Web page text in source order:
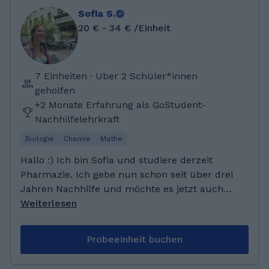
Physikstudium. Zuvor Abitur mit Mathe und
Physik Leistungskursen welche beide im 1-2 er
bereich abgeschlossen wurden. Davor war ich
auf der Gesamtschule, wo ich viel mit leuten
zu tun hatte dennen Mathe schwer fällt,
wodurch ich mich gut in Unverständnis
bezüglich dieses Fach hineinversetzen kann.
Sofia S.
20 € - 34 € /Einheit
7 Einheiten · Uber 2 Schüler*innen
geholfen
+2 Monate Erfahrung als GoStudent-
Nachhilfelehrkraft
Biologie Chemie Mathe
Hallo :) Ich bin Sofia und studiere derzeit
Pharmazie. Ich gebe nun schon seit über drei
Jahren Nachhilfe und möchte es jetzt auch
online ausprobieren. Besonders gern
Weiterlesen
Probeeinheit buchen